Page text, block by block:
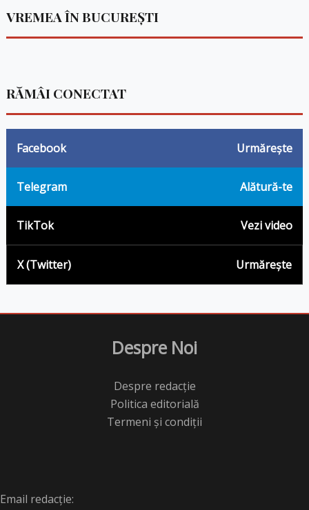
VREMEA ÎN BUCUREȘTI
RĂMÂI CONECTAT
Facebook Urmărește
Telegram Alătură-te
TikTok Vezi video
X (Twitter) Urmărește
Despre Noi
Despre redacție
Politica editorială
Termeni și condiții
Email redacție: